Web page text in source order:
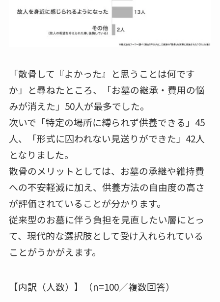
「散骨して『よかった』と思うことは何です
か」と尋ねたところ、「お墓の継承・費用の悩
みが消えた」50人が最多でした。
次いで「特定の場所に縛られず供養できる」45
人、「形式に囚われない見送りができた」42人
となりました。
散骨のメリットとしては、お墓の承継や維持費
への不安軽減に加え、供養方法の自由度の高さ
が評価されていることが分かります。
従来型のお墓に伴う負担を見直したい層にとっ
て、現代的な選択肢として受け入れられている
ことがうかがえます。
【内訳（人数）】（n=100／複数回答）